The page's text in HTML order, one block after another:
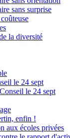
sans surprise
la diversité
le 24 sept
le 24 sept
enfin !
aux écoles privées